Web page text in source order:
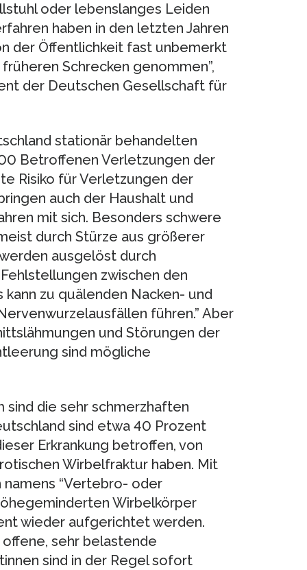
oder lebenslanges Leiden
haben in den letzten Jahren
der Öffentlichkeit fast unbemerkt
Schrecken genommen”,
der Deutschen Gesellschaft für
stationär behandelten
Betroffenen Verletzungen der
Risiko für Verletzungen der
auch der Haushalt und
mit sich. Besonders schwere
durch Stürze aus größerer
ausgelöst durch
zwischen den
kann zu quälenden Nacken- und
führen.” Aber
und Störungen der
sind mögliche
sind die sehr schmerzhaften
sind etwa 40 Prozent
Erkrankung betroffen, von
Wirbelfraktur haben. Mit
namens “Vertebro- oder
Wirbelkörper
wieder aufgerichtet werden.
sehr belastende
sind in der Regel sofort